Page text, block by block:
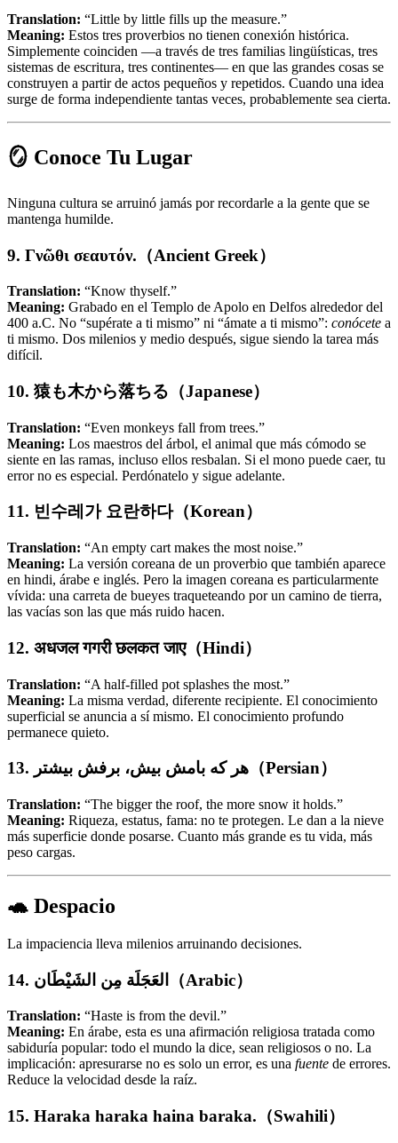
Translation: “Little by little fills up the measure.”
Meaning: Estos tres proverbios no tienen conexión histórica.
Simplemente coinciden —a través de tres familias lingüísticas, tres
sistemas de escritura, tres continentes— en que las grandes cosas se
construyen a partir de actos pequeños y repetidos. Cuando una idea
surge de forma independiente tantas veces, probablemente sea cierta.
🪞 Conoce Tu Lugar
Ninguna cultura se arruinó jamás por recordarle a la gente que se
mantenga humilde.
9. Γνῶθι σεαυτόν.（Ancient Greek）
Translation: “Know thyself.”
Meaning: Grabado en el Templo de Apolo en Delfos alrededor del
400 a.C. No “supérate a ti mismo” ni “ámate a ti mismo”: conócete a
ti mismo. Dos milenios y medio después, sigue siendo la tarea más
difícil.
10. 猿も木から落ちる（Japanese）
Translation: “Even monkeys fall from trees.”
Meaning: Los maestros del árbol, el animal que más cómodo se
siente en las ramas, incluso ellos resbalan. Si el mono puede caer, tu
error no es especial. Perdónatelo y sigue adelante.
11. 빈수레가 요란하다（Korean）
Translation: “An empty cart makes the most noise.”
Meaning: La versión coreana de un proverbio que también aparece
en hindi, árabe e inglés. Pero la imagen coreana es particularmente
vívida: una carreta de bueyes traqueteando por un camino de tierra,
las vacías son las que más ruido hacen.
12. अधजल गगरी छलकत जाए（Hindi）
Translation: “A half-filled pot splashes the most.”
Meaning: La misma verdad, diferente recipiente. El conocimiento
superficial se anuncia a sí mismo. El conocimiento profundo
permanece quieto.
13. هر که بامش بیش، برفش بیشتر（Persian）
Translation: “The bigger the roof, the more snow it holds.”
Meaning: Riqueza, estatus, fama: no te protegen. Le dan a la nieve
más superficie donde posarse. Cuanto más grande es tu vida, más
peso cargas.
🐢 Despacio
La impaciencia lleva milenios arruinando decisiones.
14. العَجَلَة مِن الشَيْطَان（Arabic）
Translation: “Haste is from the devil.”
Meaning: En árabe, esta es una afirmación religiosa tratada como
sabiduría popular: todo el mundo la dice, sean religiosos o no. La
implicación: apresurarse no es solo un error, es una fuente de errores.
Reduce la velocidad desde la raíz.
15. Haraka haraka haina baraka.（Swahili）